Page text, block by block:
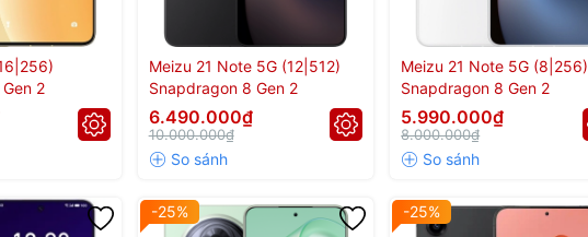
2
Meizu 21 Note 5G (12|512)
Snapdragon 8 Gen 2
6.490.000₫
10.000.000₫
Meizu 21 Note 5G (8|256)
Snapdragon 8 Gen 2
5.990.000₫
8.000.000₫
-25% -25%